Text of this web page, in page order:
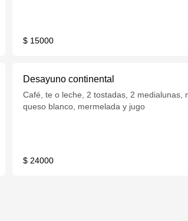
$ 15000
Desayuno continental
Café, te o leche, 2 tostadas, 2 medialunas,
queso blanco, mermelada y jugo
$ 24000